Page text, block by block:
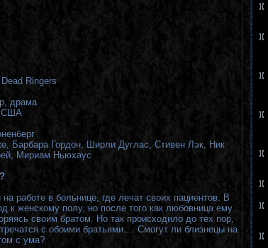
Dead Ringers
драма
США
Гордон, Ширли Дуглас, Стивен Лэк, Ник
Мириам Ньюхаус
работе в больнице, где лечат своих пациентов. В
к женскому полу, но после того как любовница ему
своим братом. Но так происходило до тех пор,
с обоими братьями.... Смогут ли близнецы на
с ума?